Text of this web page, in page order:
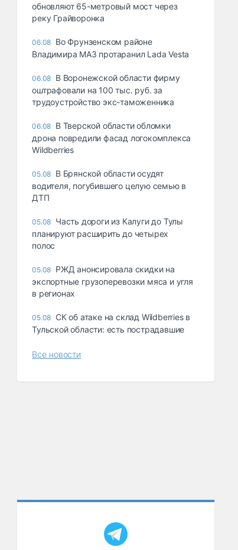
обновляют 65-метровый мост через
реку Грайворонка
06.08 Во Фрунзенском районе
Владимира МАЗ протаранил Lada Vesta
06.08 В Воронежской области фирму
оштрафовали на 100 тыс. руб. за
трудоустройство экс-таможенника
06.08 В Тверской области обломки
дрона повредили фасад логокомплекса
Wildberries
05.08 В Брянской области осудят
водителя, погубившего целую семью в
ДТП
05.08 Часть дороги из Калуги до Тулы
планируют расширить до четырех
полос
05.08 РЖД анонсировала скидки на
экспортные грузоперевозки мяса и угля
в регионах
05.08 СК об атаке на склад Wildberries в
Тульской области: есть пострадавшие
Все новости